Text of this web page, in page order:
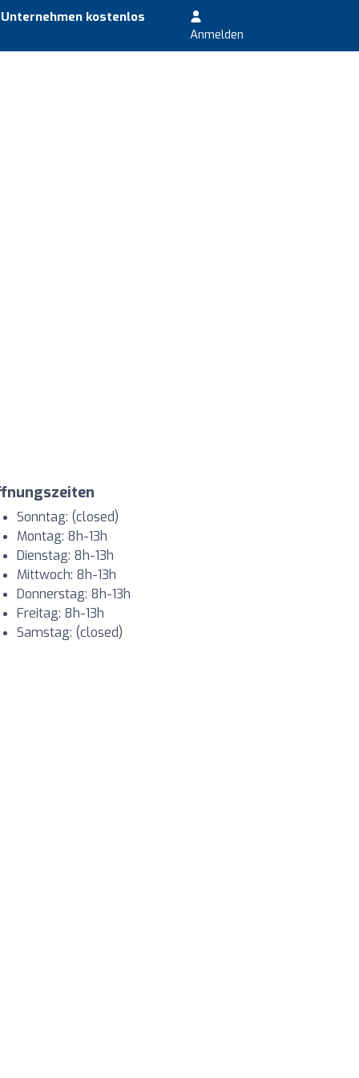
Unternehmen kostenlos
Anmelden
Sonntag: (closed)
Montag: 8h-13h
Dienstag: 8h-13h
Mittwoch: 8h-13h
Donnerstag: 8h-13h
Freitag: 8h-13h
Samstag: (closed)